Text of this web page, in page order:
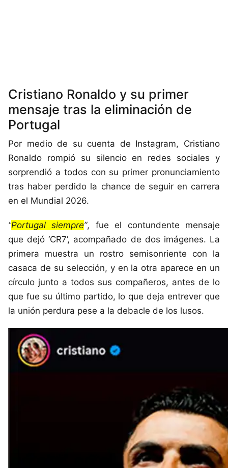
Cristiano Ronaldo y su primer
mensaje tras la eliminación de
Portugal
Por medio de su cuenta de Instagram, Cristiano
Ronaldo rompió su silencio en redes sociales y
sorprendió a todos con su primer pronunciamiento
tras haber perdido la chance de seguir en carrera
en el Mundial 2026.
“Portugal siempre”, fue el contundente mensaje
que dejó ‘CR7’, acompañado de dos imágenes. La
primera muestra un rostro semisonriente con la
casaca de su selección, y en la otra aparece en un
círculo junto a todos sus compañeros, antes de lo
que fue su último partido, lo que deja entrever que
la unión perdura pese a la debacle de los lusos.